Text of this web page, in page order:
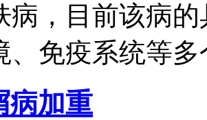
病，目前该病
、免疫系统等
病加重